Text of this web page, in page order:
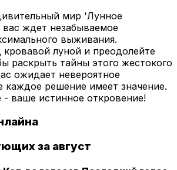
мир 'Лунное
ждет незабываемое
выживания.
кровавой луной и преодолейте
раскрыть тайны этого жестокого
ожидает невероятное
каждое решение имеет значение.
ваше истинное откровение!
за август